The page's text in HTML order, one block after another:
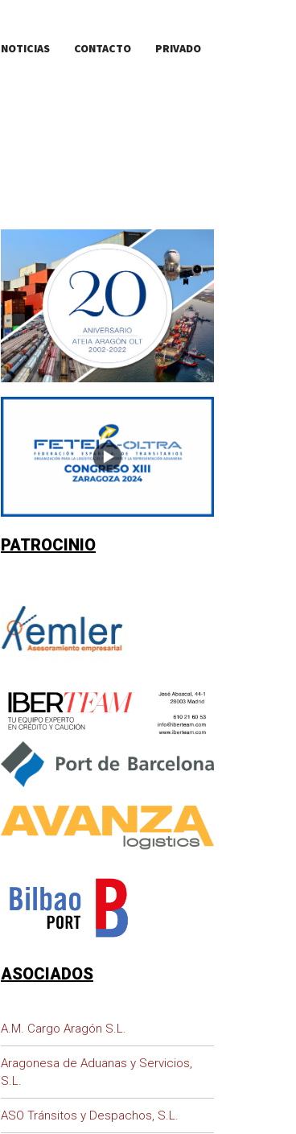
NOTICIAS CONTACTO PRIVADO
PATROCINIO
ASOCIADOS
A.M. Cargo Aragón S.L.
Aragonesa de Aduanas y Servicios,
S.L.
ASO Tránsitos y Despachos, S.L.